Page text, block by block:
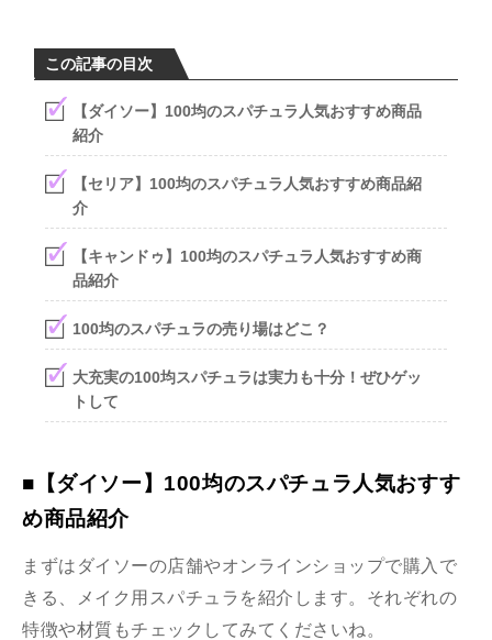
この記事の目次
【ダイソー】100均のスパチュラ人気おすすめ商品
紹介
【セリア】100均のスパチュラ人気おすすめ商品紹
介
【キャンドゥ】100均のスパチュラ人気おすすめ商
品紹介
100均のスパチュラの売り場はどこ？
大充実の100均スパチュラは実力も十分！ぜひゲッ
トして
■【ダイソー】100均のスパチュラ人気おすす
め商品紹介
まずはダイソーの店舗やオンラインショップで購入で
きる、メイク用スパチュラを紹介します。それぞれの
特徴や材質もチェックしてみてくださいね。